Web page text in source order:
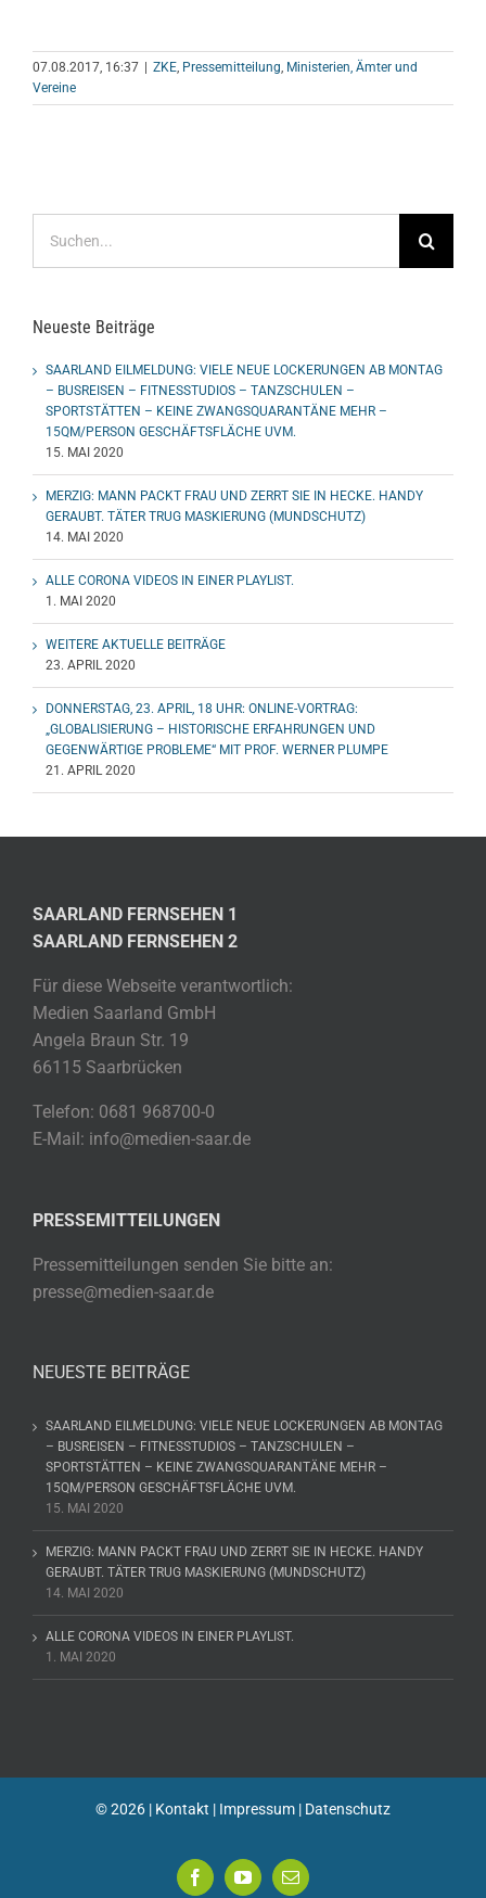
07.08.2017, 16:37 | ZKE Pressemitteilung Ministerien, Ämter und
Vereine
nach:
Neueste Beiträge
SAARLAND EILMELDUNG: VIELE NEUE LOCKERUNGEN AB MONTAG
– BUSREISEN – FITNESSTUDIOS – TANZSCHULEN –
SPORTSTÄTTEN – KEINE ZWANGSQUARANTÄNE MEHR –
15QM/PERSON GESCHÄFTSFLÄCHE UVM.
15. MAI 2020
MERZIG: MANN PACKT FRAU UND ZERRT SIE IN HECKE. HANDY
GERAUBT. TÄTER TRUG MASKIERUNG (MUNDSCHUTZ)
14. MAI 2020
ALLE CORONA VIDEOS IN EINER PLAYLIST.
1. MAI 2020
WEITERE AKTUELLE BEITRÄGE
23. APRIL 2020
DONNERSTAG, 23. APRIL, 18 UHR: ONLINE-VORTRAG:
„GLOBALISIERUNG – HISTORISCHE ERFAHRUNGEN UND
GEGENWÄRTIGE PROBLEME“ MIT PROF. WERNER PLUMPE
21. APRIL 2020
SAARLAND FERNSEHEN 1
SAARLAND FERNSEHEN 2
Für diese Webseite verantwortlich:
Medien Saarland GmbH
Angela Braun Str. 19
66115 Saarbrücken
Telefon: 0681 968700-0
E-Mail: info@medien-saar.de
PRESSEMITTEILUNGEN
Pressemitteilungen senden Sie bitte an:
presse@medien-saar.de
NEUESTE BEITRÄGE
SAARLAND EILMELDUNG: VIELE NEUE LOCKERUNGEN AB MONTAG
– BUSREISEN – FITNESSTUDIOS – TANZSCHULEN –
SPORTSTÄTTEN – KEINE ZWANGSQUARANTÄNE MEHR –
15QM/PERSON GESCHÄFTSFLÄCHE UVM.
15. MAI 2020
MERZIG: MANN PACKT FRAU UND ZERRT SIE IN HECKE. HANDY
GERAUBT. TÄTER TRUG MASKIERUNG (MUNDSCHUTZ)
14. MAI 2020
ALLE CORONA VIDEOS IN EINER PLAYLIST.
1. MAI 2020
©2026 | Kontakt | Impressum | Datenschutz
FacebookYouTube
E-
Mail